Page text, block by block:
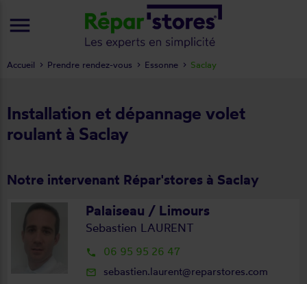
Installation et dépannage volet
roulant à Saclay
Notre intervenant Répar'stores à Saclay
Palaiseau / Limours
Sebastien LAURENT
local_phone 06 95 95 26 47
mail_outline sebastien.laurent@reparstores.com
Accueil Prendre rendez-vous Essonne Saclay
menu